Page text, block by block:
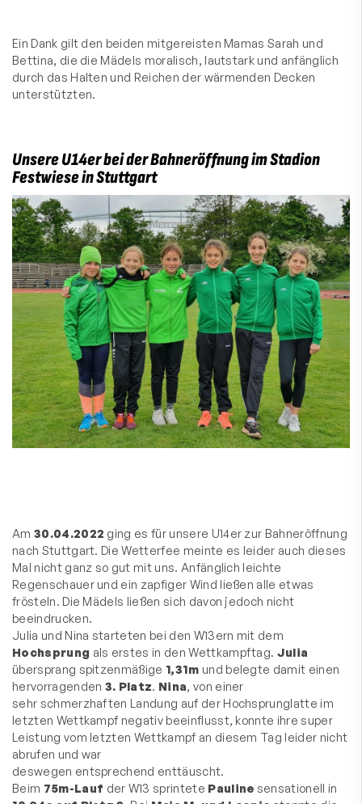
Ein Dank gilt den beiden mitgereisten Mamas Sarah und
Bettina, die die Mädels moralisch, lautstark und anfänglich
durch das Halten und Reichen der wärmenden Decken
unterstützten.
Unsere U14er bei der Bahneröffnung im Stadion
Festwiese in Stuttgart
Am 30.04.2022 ging es für unsere U14er zur Bahneröffnung
nach Stuttgart. Die Wetterfee meinte es leider auch dieses
Mal nicht ganz so gut mit uns. Anfänglich leichte
Regenschauer und ein zapfiger Wind ließen alle etwas
frösteln. Die Mädels ließen sich davon jedoch nicht
beeindrucken.
Julia und Nina starteten bei den W13ern mit dem
Hochsprung als erstes in den Wettkampftag. Julia
übersprang spitzenmäßige 1,31m und belegte damit einen
hervorragenden 3. Platz Nina , von einer
sehr schmerzhaften Landung auf der Hochsprunglatte im
letzten Wettkampf negativ beeinflusst, konnte ihre super
Leistung vom letzten Wettkampf an diesem Tag leider nicht
abrufen und war
deswegen entsprechend enttäuscht.
Beim 75m-Lauf der W13 sprintete Pauline sensationell in